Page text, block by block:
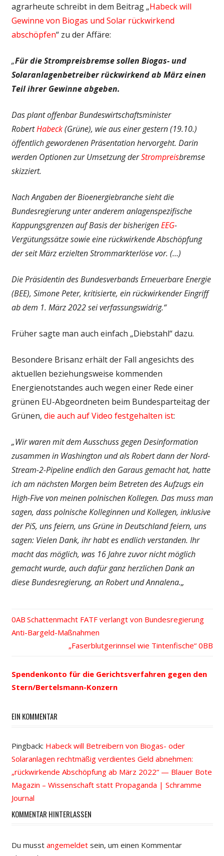
agrarheute schreibt in dem Beitrag „Habeck will
Gewinne von Biogas und Solar rückwirkend
abschöpfen“ zu der Affäre:
„Für die Strompreisbremse sollen Biogas- und
Solaranlagenbetreiber rückwirkend ab März einen
Teil ihrer Gewinne abgeben.
Das plant offenbar Bundeswirtschaftsminister
RobertHabeck(Grüne), wie aus einer gestern (19.10.)
öffentlich gewordenen Präsentation hervorgeht. Darin
werden Optionen zur Umsetzung derStrompreisbremse
skizziert.
Nach Angaben der Bioenergiebranche sieht die
Bundesregierung unter anderem anlagenspezifische
Kappungsgrenzen auf Basis der bisherigenEEG-
Vergütungssätze sowie eine rückwirkende Abschöpfung
der seit März erzielten Strommarkterlöse vor. (…)
Die Präsidentin des Bundesverbands Erneuerbare Energie
(BEE), Simone Peter, kritisierte, ein rückwirkender Eingriff
ab dem 1. März 2022 sei verfassungswidrig.“
Früher sagte man auch einfach „Diebstahl“ dazu.
Besondere Brisanz erhält der Fall angesichts des
aktuellen beziehungsweise kommenden
Energienotstandes auch wegen einer Rede einer
grünen EU-Abgeordneten beim Bundesparteitag der
Grünen, die auch auf Video festgehalten ist:
„Wir waren mit dem Ausschuss gegen Desinformation
zusammen in Washington und als Robert dann der Nord-
Stream-2-Pipeline endlich den Garaus gemacht hat, hatte
ich am nächsten Morgen beim Betreten des Aufzugs ein
High-Five von meinen polnischen Kollegen. Das muss man
sagen, dass polnische Kolleginnen und Kollegen, inklusive
der PiS, uns feiern, uns Grüne in Deutschland feiern, uns
sagen: Vielen Dank, ihr habt es endlich verstanden. Ihr
macht das möglich, was 16 Jahre zuvor nicht möglich
gemacht wurde, auch dafür ganz herzlichen Dank an
diese Bundesregierung, an Robert und Annalena.„
Beitrags-
Navigation
Vorheriger
Beitrag:
Schattenmacht FATF verlangt von Bundesregierung
Anti-Bargeld-Maßnahmen
Nächster
„Faserblutgerinnsel wie Tintenfische“
Spendenkonto für die Gerichtsverfahren gegen den
Stern/Bertelsmann-Konzern
EIN KOMMENTAR
Pingback: Habeck will Betreibern von Biogas- oder
Solaranlagen rechtmäßig verdientes Geld abnehmen:
„rückwirkende Abschöpfung ab März 2022“ — Blauer Bote
Magazin – Wissenschaft statt Propaganda | Schramme
Journal
KOMMENTAR HINTERLASSEN
Du musst angemeldetsein, um einen Kommentar